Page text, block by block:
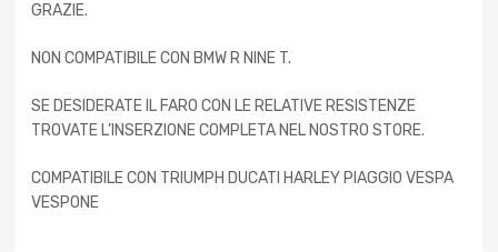
GRAZIE.
NON COMPATIBILE CON BMW R NINE T.
SE DESIDERATE IL FARO CON LE RELATIVE RESISTENZE
TROVATE L’INSERZIONE COMPLETA NEL NOSTRO STORE.
COMPATIBILE CON TRIUMPH DUCATI HARLEY PIAGGIO VESPA
VESPONE